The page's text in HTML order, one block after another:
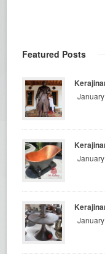
Featured Posts